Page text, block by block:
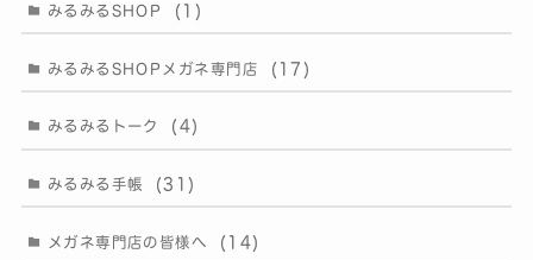
みるみるSHOP (1)
みるみるSHOPメガネ専門店 (17)
みるみるトーク (4)
みるみる手帳 (31)
メガネ専門店の皆様へ (14)